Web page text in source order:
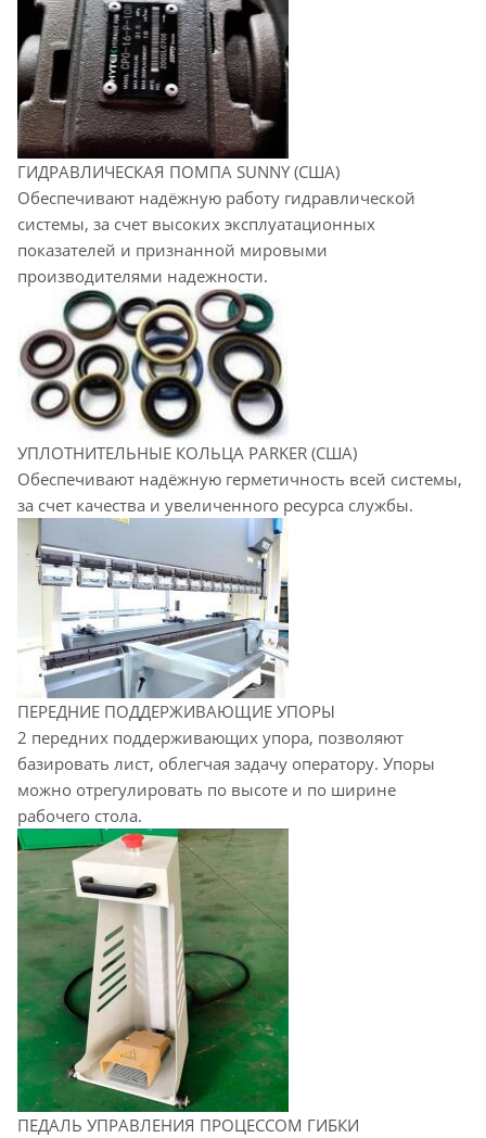
ГИДРАВЛИЧЕСКАЯ ПОМПА SUNNY (США)
Обеспечивают надёжную работу гидравлической
системы, за счет высоких эксплуатационных
показателей и признанной мировыми
производителями надежности.
УПЛОТНИТЕЛЬНЫЕ КОЛЬЦА PARKER (США)
Обеспечивают надёжную герметичность всей системы,
за счет качества и увеличенного ресурса службы.
ПЕРЕДНИЕ ПОДДЕРЖИВАЮЩИЕ УПОРЫ
2 передних поддерживающих упора, позволяют
базировать лист, облегчая задачу оператору. Упоры
можно отрегулировать по высоте и по ширине
рабочего стола.
ПЕДАЛЬ УПРАВЛЕНИЯ ПРОЦЕССОМ ГИБКИ